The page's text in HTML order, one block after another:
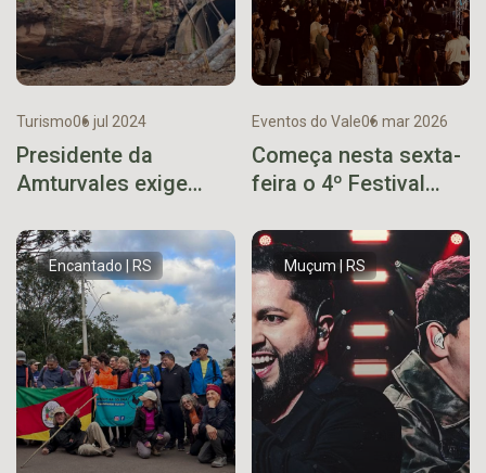
Turismo06 jul 2024
Presidente da
Amturvales exige
Rumo Logística sobre
Ferrovia do Trigo
Eventos do Vale06 mar 2026
Começa nesta sexta-
feira o 4º Festival
Cultural de Venâncio
Aires
Encantado | RS Muçum | RS